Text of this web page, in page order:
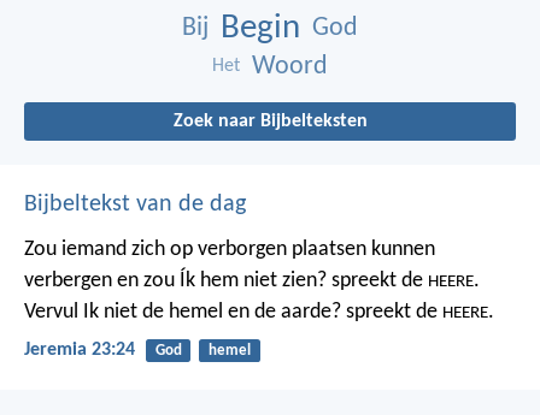
Bij Begin God
Het Woord
Zoek naar Bijbelteksten
Bijbeltekst van de dag
Zou iemand zich op verborgen plaatsen kunnen
verbergen en zou Ík hem niet zien? spreekt de HEERE.
Vervul Ik niet de hemel en de aarde? spreekt de HEERE.
Jeremia 23:24 God hemel